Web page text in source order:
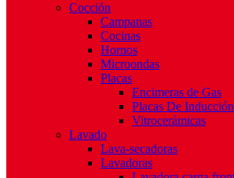
Cocción
Campanas
Cocinas
Hornos
Microondas
Placas
Encimeras de Gas
Placas De Inducción
Vitrocerámicas
Lavado
Lava-secadoras
Lavadoras